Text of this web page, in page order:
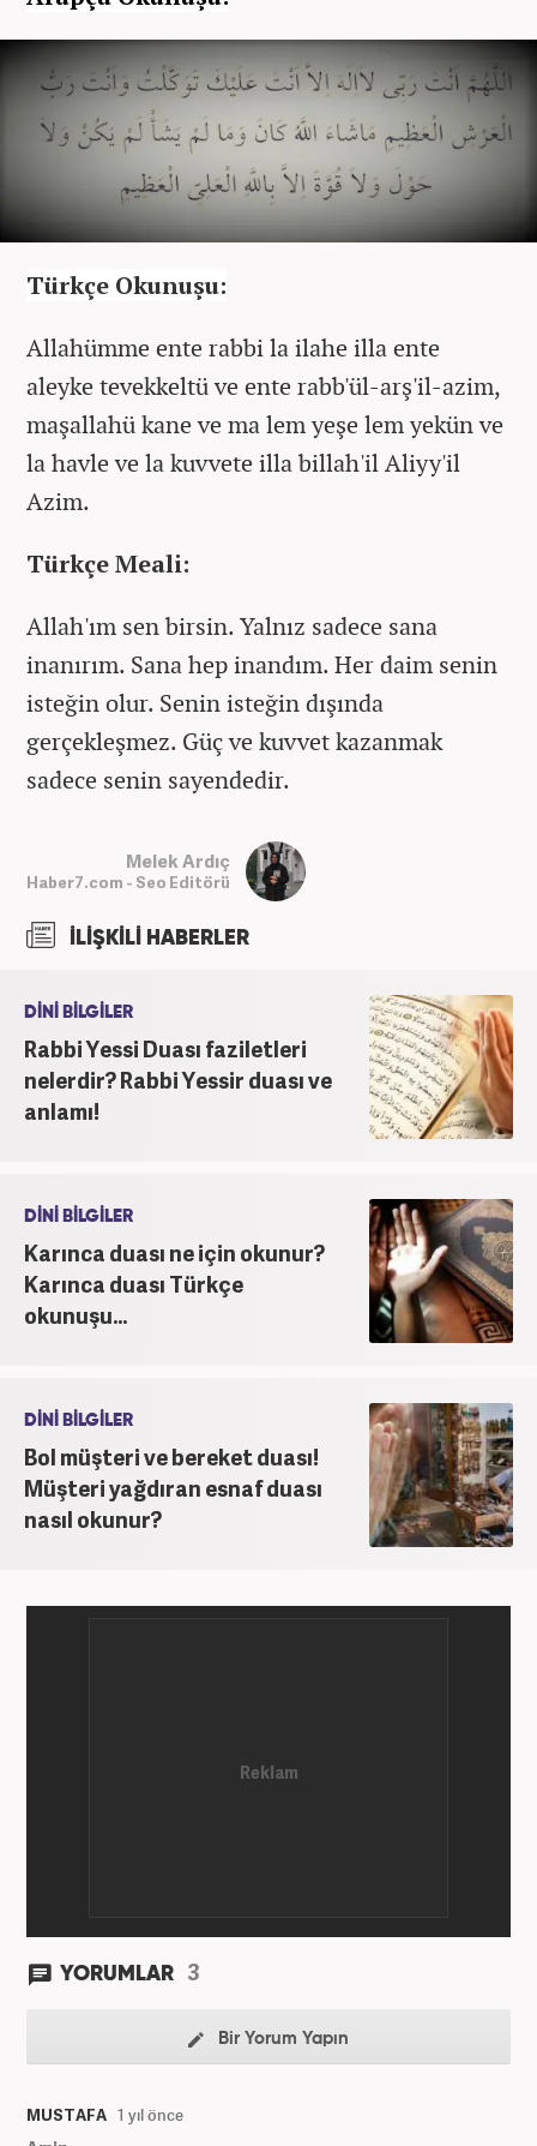
Türkçe Okunuşu:
Allahümme ente rabbi la ilahe illa ente
aleyke tevekkeltü ve ente rabb'ül-arş'il-azim,
maşallahü kane ve ma lem yeşe lem yekün ve
la havle ve la kuvvete illa billah'il Aliyy'il
Azim.
Türkçe Meali:
Allah'ım sen birsin. Yalnız sadece sana
inanırım. Sana hep inandım. Her daim senin
isteğin olur. Senin isteğin dışında
gerçekleşmez. Güç ve kuvvet kazanmak
sadece senin sayendedir.
Melek Ardıç
Haber7.com - Seo Editörü
İLİŞKİLİ HABERLER
DİNİ BİLGİLER
Rabbi Yessi Duası faziletleri
nelerdir? Rabbi Yessir duası ve
anlamı!
DİNİ BİLGİLER
Karınca duası ne için okunur?
Karınca duası Türkçe
okunuşu...
DİNİ BİLGİLER
Bol müşteri ve bereket duası!
Müşteri yağdıran esnaf duası
nasıl okunur?
YORUMLAR 3
Bir Yorum Yapın
MUSTAFA 1 yıl önce